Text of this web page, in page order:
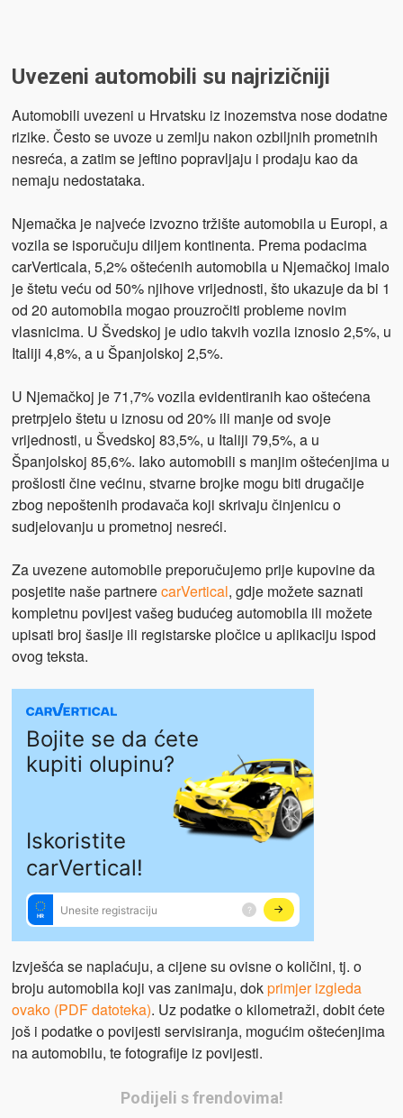
Uvezeni automobili su najrizičniji
Automobili uvezeni u Hrvatsku iz inozemstva nose dodatne
rizike. Često se uvoze u zemlju nakon ozbiljnih prometnih
nesreća, a zatim se jeftino popravljaju i prodaju kao da
nemaju nedostataka.
Njemačka je najveće izvozno tržište automobila u Europi, a
vozila se isporučuju diljem kontinenta. Prema podacima
carVerticala, 5,2% oštećenih automobila u Njemačkoj imalo
je štetu veću od 50% njihove vrijednosti, što ukazuje da bi 1
od 20 automobila mogao prouzročiti probleme novim
vlasnicima. U Švedskoj je udio takvih vozila iznosio 2,5%, u
Italiji 4,8%, a u Španjolskoj 2,5%.
U Njemačkoj je 71,7% vozila evidentiranih kao oštećena
pretrpjelo štetu u iznosu od 20% ili manje od svoje
vrijednosti, u Švedskoj 83,5%, u Italiji 79,5%, a u
Španjolskoj 85,6%. Iako automobili s manjim oštećenjima u
prošlosti čine većinu, stvarne brojke mogu biti drugačije
zbog nepoštenih prodavača koji skrivaju činjenicu o
sudjelovanju u prometnoj nesreći.
Za uvezene automobile preporučujemo prije kupovine da
posjetite naše partnerecarVertical, gdje možete saznati
kompletnu povijest vašeg budućeg automobila ili možete
upisati broj šasije ili registarske pločice u aplikaciju ispod
ovog teksta.
Izvješća se naplaćuju, a cijene su ovisne o količini, tj. o
broju automobila koji vas zanimaju, dokprimjer izgleda
ovako (PDF datoteka). Uz podatke o kilometraži, dobit ćete
još i podatke o povijesti servisiranja, mogućim oštećenjima
na automobilu, te fotografije iz povijesti.
Podijeli s frendovima!